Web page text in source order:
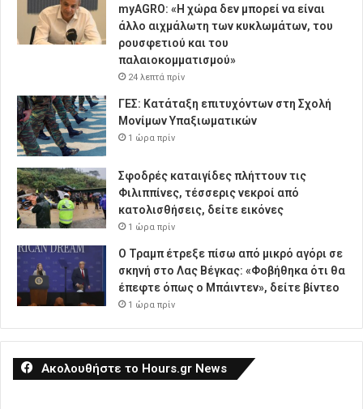
myAGRO: «Η χώρα δεν μπορεί να είναι
άλλο αιχμάλωτη των κυκλωμάτων, του
ρουσφετιού και του
παλαιοκομματισμού»
24 λεπτά πρίν
ΓΕΣ: Κατάταξη επιτυχόντων στη Σχολή
Μονίμων Υπαξιωματικών
1 ώρα πρίν
Σφοδρές καταιγίδες πλήττουν τις
Φιλιππίνες, τέσσερις νεκροί από
κατολισθήσεις, δείτε εικόνες
1 ώρα πρίν
Ο Τραμπ έτρεξε πίσω από μικρό αγόρι σε
σκηνή στο Λας Βέγκας: «Φοβήθηκα ότι θα
έπεφτε όπως ο Μπάιντεν», δείτε βίντεο
1 ώρα πρίν
Ακολουθήστε το Hours.gr News